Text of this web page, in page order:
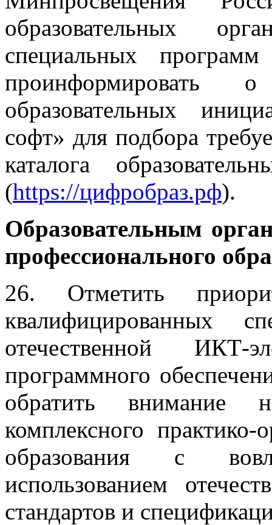
образовательных
специальных
проинформировать
образовательных
софт» для подбора
каталога
(https://цифробраз.рф).
Образовательным
профессионального
26. Отметить
квалифицированных
отечественной ИКТ-
программного
обратить внимание
комплексного практико-
образования с
использованием
стандартов и